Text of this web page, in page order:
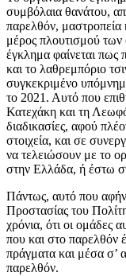
συμβόλαια θανάτου,
παρελθόν, μαστροπεία
μέρος πλουτισμού
έγκλημα φαίνεται πως
και το λαθρεμπόριο
συγκεκριμένο
το 2021. Αυτό που
Κατεχάκη και τη
διαδικασίες, αφού
στοιχεία, και σε
να τελειώσουν με το
στην Ελλάδα, ή έστω
Πάντως, αυτό που
Προστασίας του
χρόνια, ότι οι ομάδες
που και στο παρελθόν
πράγματα και μέσα σ’
παρελθόν.